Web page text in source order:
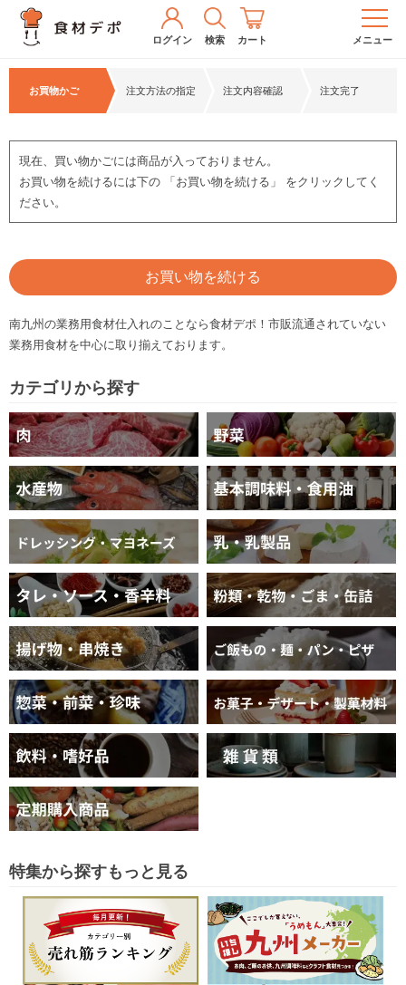
ログイン 検索 カート メニュー
お買物かご 注文方法の指定 注文内容確認 注文完了
現在、買い物かごには商品が入っておりません。
お買い物を続けるには下の 「お買い物を続ける」 をクリックしてく
ださい。
お買い物を続ける
南九州の業務用食材仕入れのことなら食材デポ！市販流通されていない
業務用食材を中心に取り揃えております。
カテゴリから探す
特集から探すもっと見る